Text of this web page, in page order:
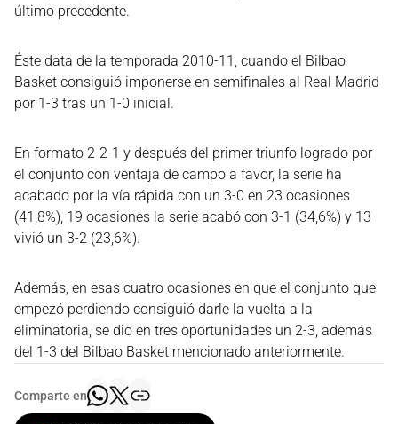
último precedente.
Éste data de la temporada 2010-11, cuando el Bilbao
Basket consiguió imponerse en semifinales al Real Madrid
por 1-3 tras un 1-0 inicial.
En formato 2-2-1 y después del primer triunfo logrado por
el conjunto con ventaja de campo a favor, la serie ha
acabado por la vía rápida con un 3-0 en 23 ocasiones
(41,8%), 19 ocasiones la serie acabó con 3-1 (34,6%) y 13
vivió un 3-2 (23,6%).
Además, en esas cuatro ocasiones en que el conjunto que
empezó perdiendo consiguió darle la vuelta a la
eliminatoria, se dio en tres oportunidades un 2-3, además
del 1-3 del Bilbao Basket mencionado anteriormente.
Comparte en